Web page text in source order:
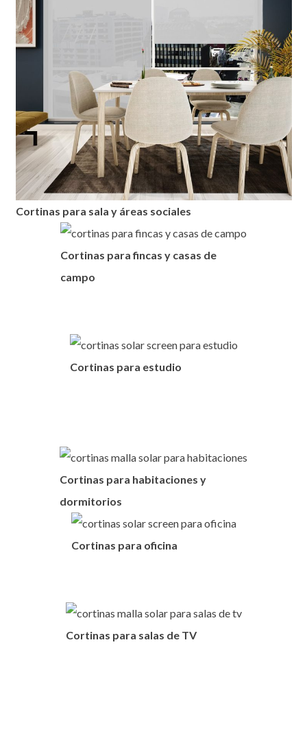
Cortinas para sala y áreas sociales
Cortinas para fincas y casas de
campo
Cortinas para estudio
Cortinas para habitaciones y
dormitorios
Cortinas para oficina
Cortinas para salas de TV